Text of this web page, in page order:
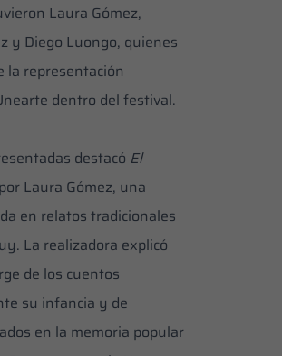
Laura Gómez,
y Diego Luongo, quienes
la representación
dentro del festival.
destacó El
Laura Gómez, una
en relatos tradicionales
La realizadora explicó
de los cuentos
su infancia y de
en la memoria popular